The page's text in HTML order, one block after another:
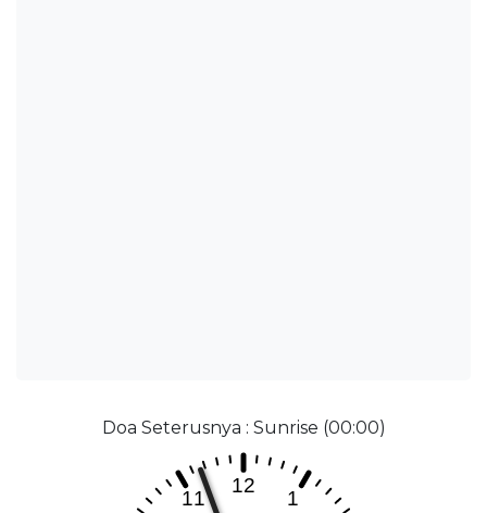
Doa Seterusnya : Sunrise (00:00)